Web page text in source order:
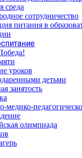
среда
сотрудничество
питания в
уроков
детьми
занятость
медико-
олимпиада